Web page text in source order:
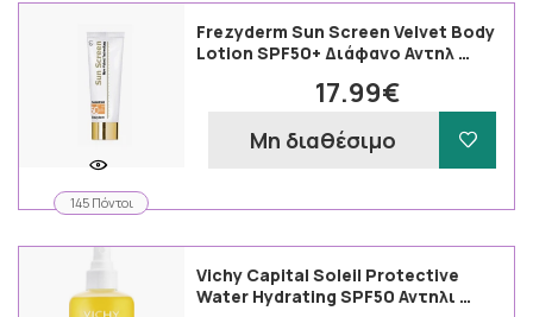
145 Πόντοι
Frezyderm Sun Screen Velvet Body
Lotion SPF50+ Διάφανο Αντηλ …
17.99€
Μη διαθέσιμο
Vichy Capital Soleil Protective
Water Hydrating SPF50 Αντηλι …